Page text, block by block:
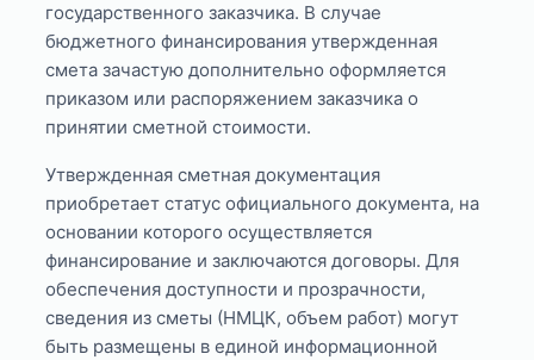
государственного заказчика. В случае
бюджетного финансирования утвержденная
смета зачастую дополнительно оформляется
приказом или распоряжением заказчика о
принятии сметной стоимости.
Утвержденная сметная документация
приобретает статус официального документа, на
основании которого осуществляется
финансирование и заключаются договоры. Для
обеспечения доступности и прозрачности,
сведения из сметы (НМЦК, объем работ) могут
быть размещены в единой информационной